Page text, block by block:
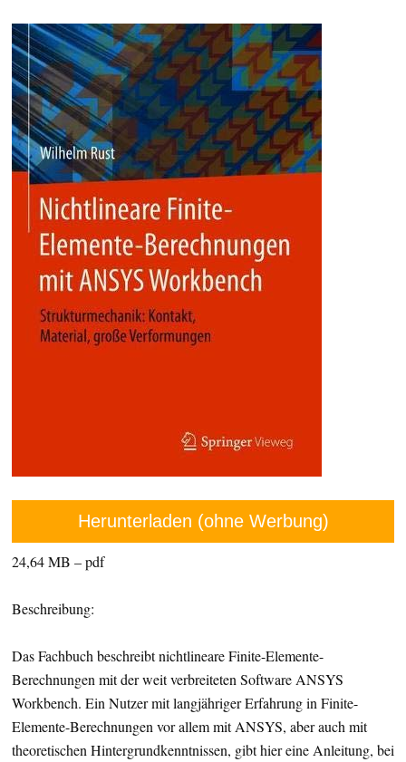
Herunterladen (ohne Werbung)
24,64 MB – pdf
Beschreibung:
Das Fachbuch beschreibt nichtlineare Finite-Elemente-
Berechnungen mit der weit verbreiteten Software ANSYS
Workbench. Ein Nutzer mit langjähriger Erfahrung in Finite-
Elemente-Berechnungen vor allem mit ANSYS, aber auch mit
theoretischen Hintergrundkenntnissen, gibt hier eine Anleitung, bei